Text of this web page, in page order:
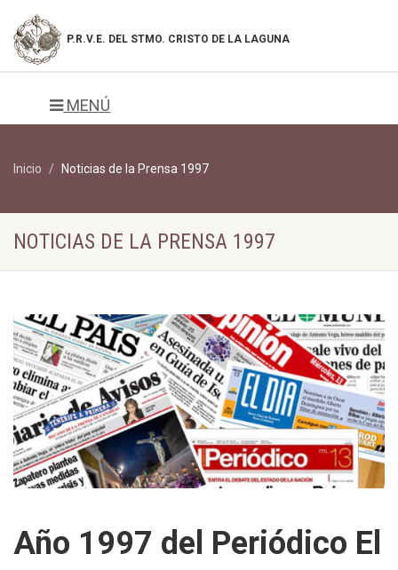
P.R.V.E. DEL STMO. CRISTO DE LA LAGUNA
MENÚ
Inicio Noticias de la Prensa 1997
NOTICIAS DE LA PRENSA 1997
Año 1997 del Periódico El